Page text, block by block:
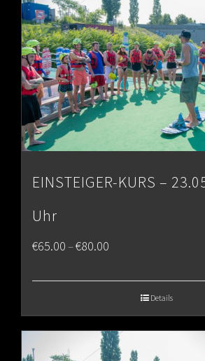
EINSTEIGER-KURS –
Uhr
€65.00–€80.00
€80.00
Details